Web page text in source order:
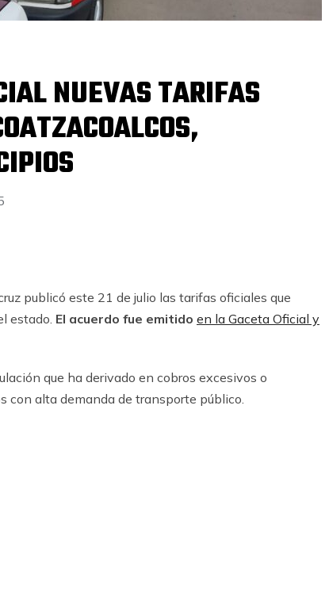
NUEVAS TARIFAS
publicó este 21 de julio las tarifas oficiales que
estado. El acuerdo fue emitido en la Gaceta Oficial y
que ha derivado en cobros excesivos o
con alta demanda de transporte público.